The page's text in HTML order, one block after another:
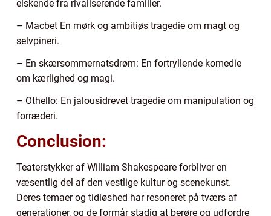
elskende fra rivaliserende familier.
– Macbet En mørk og ambitiøs tragedie om magt og
selvpineri.
– En skærsommernatsdrøm: En fortryllende komedie
om kærlighed og magi.
– Othello: En jalousidrevet tragedie om manipulation og
forræderi.
Conclusion:
Teaterstykker af William Shakespeare forbliver en
væsentlig del af den vestlige kultur og scenekunst.
Deres temaer og tidløshed har resoneret på tværs af
generationer, og de formår stadig at berøre og udfordre